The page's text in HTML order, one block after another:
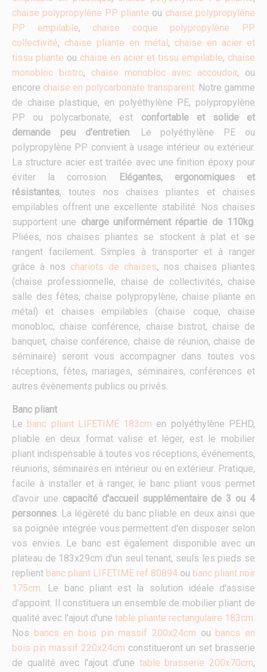
chaise polypropylène PP pliante ou chaise polypropylène
PP empilable, chaise coque polypropylène PP
collectivité, chaise pliante en métal, chaise en acier et
tissu pliante ou chaise en acier et tissu empilable, chaise
monobloc bistro, chaise monobloc avec accoudoir, ou
encore chaise en polycarbonate transparent. Notre gamme
de chaise plastique, en polyéthylène PE, polypropylène
PP ou polycarbonate, est confortable et solide et
demande peu d'entretien. Le polyéthylène PE ou
polypropylène PP convient à usage intérieur ou extérieur.
La structure acier est traitée avec une finition époxy pour
éviter la corrosion.
Elégantes, ergonomiques et
résistantes, toutes nos chaises pliantes et chaises
empilables offrent une excellente stabilité. Nos chaises
supportent une charge uniformément répartie de 110kg.
Pliées, nos chaises pliantes se stockent à plat et se
rangent facilement. Simples à transporter et à ranger
grâce à nos chariots de chaises, nos chaises pliantes
(chaise professionnelle, chaise de collectivités, chaise
salle des fêtes, chaise polypropylène, chaise pliante en
métal) et chaises empilables (chaise coque, chaise
monobloc, chaise conférence, chaise bistrot, chaise de
banquet, chaise conférence, chaise de réunion, chaise de
séminaire) seront vous accompagner dans toutes vos
réceptions, fêtes, mariages, séminaires, conférences et
autres évènements publics ou privés.
Banc pliant
Le banc pliant LIFETIME 183cm en polyéthylène PEHD,
pliable en deux format valise et léger, est le mobilier
pliant indispensable à toutes vos réceptions, événements,
réunions, séminaires en intérieur ou en extérieur. Pratique,
facile à installer et à ranger, le banc pliant vous permet
d'avoir une capacité d'accueil supplémentaire de 3 ou 4
personnes. La légèreté du banc pliable en deux ainsi que
sa poignée intégrée vous permettent d'en disposer selon
vos envies. Le banc est également disponible avec un
plateau de 183x29cm d'un seul tenant, seuls les pieds se
replient banc pliant LIFETIME ref 80894 ou banc pliant noir
175cm. Le banc pliant est la solution idéale d'assise
d'appoint. Il constituera un ensemble de mobilier pliant de
qualité avec l'ajout d'une table pliante rectangulaire 183cm.
Nos bancs en bois pin massif 200x24cm ou bancs en
bois pin massif 220x24cm constitueront un set brasserie
de qualité avec l'ajout d'une table brasserie 200x70cm,